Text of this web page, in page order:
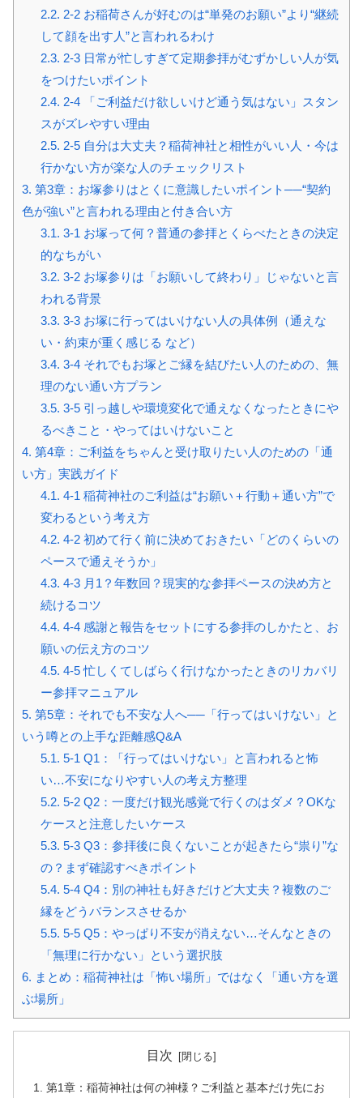
2.2. 2-2 お稲荷さんが好むのは“単発のお願い”より“継続
して顔を出す人”と言われるわけ
2.3. 2-3 日常が忙しすぎて定期参拝がむずかしい人が気
をつけたいポイント
2.4. 2-4 「ご利益だけ欲しいけど通う気はない」スタン
スがズレやすい理由
2.5. 2-5 自分は大丈夫？稲荷神社と相性がいい人・今は
行かない方が楽な人のチェックリスト
3. 第3章：お塚参りはとくに意識したいポイント──“契約
色が強い”と言われる理由と付き合い方
3.1. 3-1 お塚って何？普通の参拝とくらべたときの決定
的なちがい
3.2. 3-2 お塚参りは「お願いして終わり」じゃないと言
われる背景
3.3. 3-3 お塚に行ってはいけない人の具体例（通えな
い・約束が重く感じる など）
3.4. 3-4 それでもお塚とご縁を結びたい人のための、無
理のない通い方プラン
3.5. 3-5 引っ越しや環境変化で通えなくなったときにや
るべきこと・やってはいけないこと
4. 第4章：ご利益をちゃんと受け取りたい人のための「通
い方」実践ガイド
4.1. 4-1 稲荷神社のご利益は“お願い＋行動＋通い方”で
変わるという考え方
4.2. 4-2 初めて行く前に決めておきたい「どのくらいの
ペースで通えそうか」
4.3. 4-3 月1？年数回？現実的な参拝ペースの決め方と
続けるコツ
4.4. 4-4 感謝と報告をセットにする参拝のしかたと、お
願いの伝え方のコツ
4.5. 4-5 忙しくてしばらく行けなかったときのリカバリ
ー参拝マニュアル
5. 第5章：それでも不安な人へ──「行ってはいけない」と
いう噂との上手な距離感Q&A
5.1. 5-1 Q1：「行ってはいけない」と言われると怖
い…不安になりやすい人の考え方整理
5.2. 5-2 Q2：一度だけ観光感覚で行くのはダメ？OKな
ケースと注意したいケース
5.3. 5-3 Q3：参拝後に良くないことが起きたら“祟り”な
の？まず確認すべきポイント
5.4. 5-4 Q4：別の神社も好きだけど大丈夫？複数のご
縁をどうバランスさせるか
5.5. 5-5 Q5：やっぱり不安が消えない…そんなときの
「無理に行かない」という選択肢
6. まとめ：稲荷神社は「怖い場所」ではなく「通い方を選
ぶ場所」
目次
第1章：稲荷神社は何の神様？ご利益と基本だけ先にお